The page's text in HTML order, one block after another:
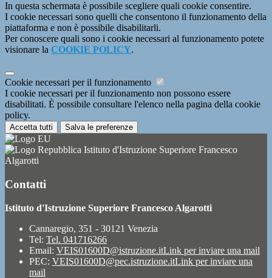
In questa schermata è possibile scegliere quali cookie consentire.
I cookie necessari sono quelli che consentono il funzionamento della
piattaforma e non è possibile disabilitarli.
Per conoscere quali sono i cookie necessari al funzionamento potete
visionare la COOKIE POLICY.
Cookie necessari per il funzionamento
I cookie necessari per il funzionamento non possono essere
disabilitati. È possibile consultare l'elenco nella pagina della cookie
policy.
Accetta tutti Salva le preferenze
Istituto d'Istruzione Superiore Francesco
Algarotti
Contatti
Istituto d'Istruzione Superiore Francesco Algarotti
Cannaregio, 351 - 30121 Venezia
Tel: Tel. 041716266
Email: VEIS01600D@istruzione.itLink per inviare una mail
PEC: VEIS01600D@pec.istruzione.itLink per inviare una
mail